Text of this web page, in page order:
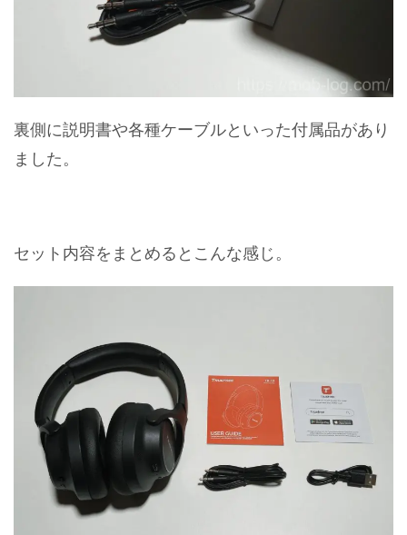
裏側に説明書や各種ケーブルといった付属品があり
ました。
セット内容をまとめるとこんな感じ。